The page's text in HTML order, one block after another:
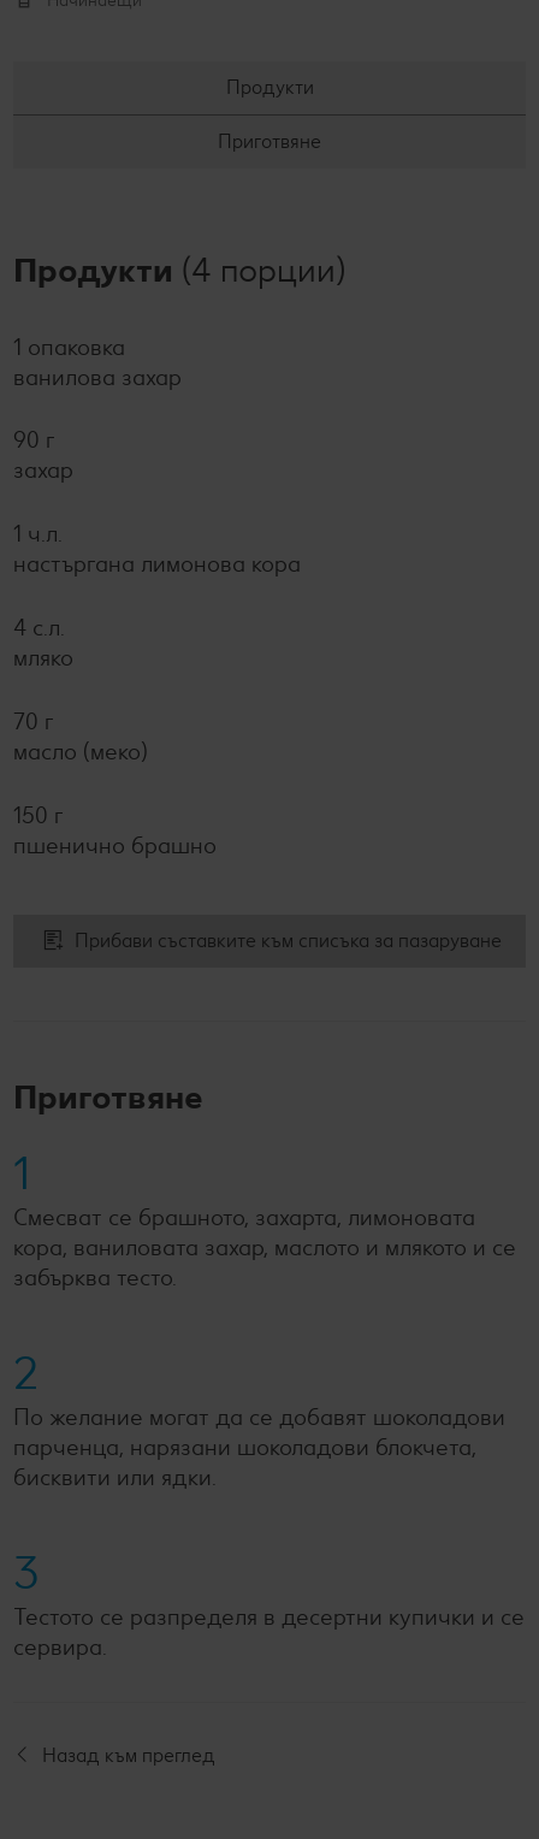
Продукти
Приготвяне
Продукти (4 порции)
1 опаковка
ванилова захар
90 г
захар
1 ч.л.
настъргана лимонова кора
4 с.л.
мляко
70 г
масло (меко)
150 г
пшенично брашно
Прибави съставките към списъка за пазаруване
Приготвяне
1
Смесват се брашното, захарта, лимоновата
кора, ваниловата захар, маслото и млякото и се
забърква тесто.
2
По желание могат да се добавят шоколадови
парченца, нарязани шоколадови блокчета,
бисквити или ядки.
3
Тестото се разпределя в десертни купички и се
сервира.
Назад към преглед